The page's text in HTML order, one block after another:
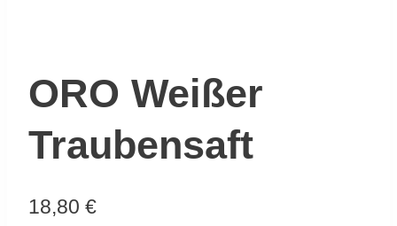
ORO Weißer
Traubensaft
18,80 €